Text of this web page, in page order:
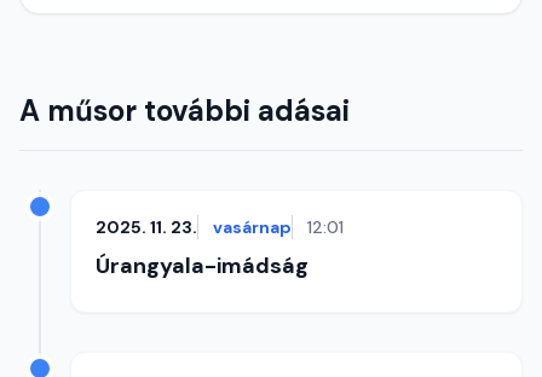
A műsor további adásai
2025. 11. 23. vasárnap 12:01
Úrangyala-imádság